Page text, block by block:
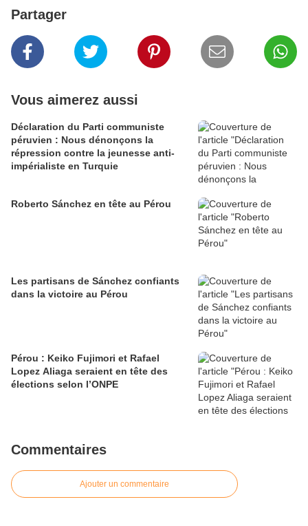
Partager
Vous aimerez aussi
Déclaration du Parti communiste
péruvien : Nous dénonçons la
répression contre la jeunesse anti-
impérialiste en Turquie
Roberto Sánchez en tête au Pérou
Les partisans de Sánchez confiants
dans la victoire au Pérou
Pérou : Keiko Fujimori et Rafael
Lopez Aliaga seraient en tête des
élections selon l’ONPE
Commentaires
Ajouter un commentaire